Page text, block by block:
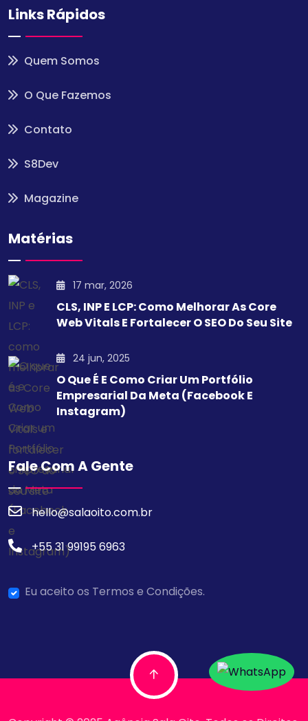
Links Rápidos
Quem Somos
O Que Fazemos
Contato
S8Dev
Magazine
Matérias
17 mar, 2026
CLS, INP E LCP: Como Melhorar As Core
Web Vitals E Fortalecer O SEO Do Seu Site
24 jun, 2025
O Que É E Como Criar Um Portfólio
Empresarial Da Meta (Facebook E
Instagram)
Fale Com A Gente
hello@salaoito.com.br
+55 31 99195 6963
Eu aceito os Termos e Condições.